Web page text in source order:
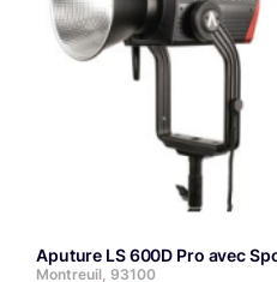
Aputure LS 600D Pro avec
Montreuil, 93100